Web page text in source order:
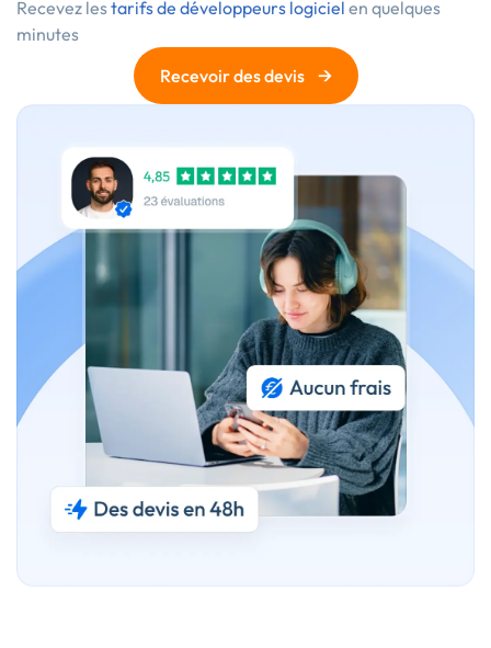
Recevez lestarifs de développeurs logiciel en quelques
minutes
Recevoir des devis
→